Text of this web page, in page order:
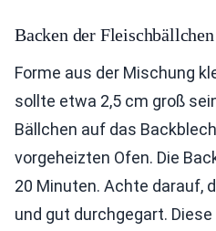
Backen der Fleischbällchen
Forme aus der Mischung
sollte etwa 2,5 cm groß
Bällchen auf das
vorgeheizten Ofen. Die
20 Minuten. Achte darauf,
und gut durchgegart.